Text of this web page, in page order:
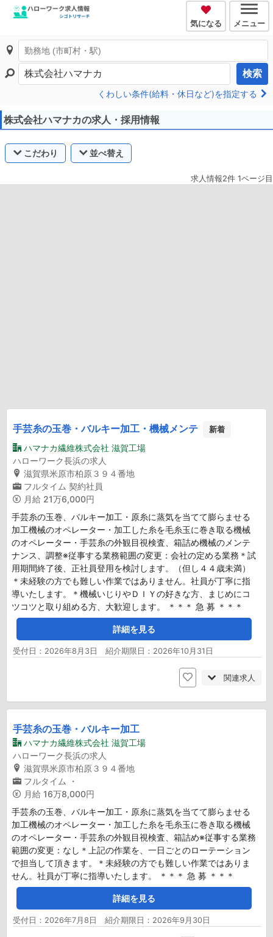
気になる メニュー
検索
くわしい条件(給料・休日など)を指定する
株式会社ハマナカの求人・採用情報
こだわり 並べ替え
求人情報2件 1ページ目
手芸糸の玉巻・バルキー加工・機械メンテ 新着
ハマナカ繊維株式会社 滋賀工場
ハローワーク長浜の求人
滋賀県米原市柏原３９４番地
フルタイム 契約社員
月給 21万6,000円
手芸糸の玉巻、バルキー加工・原糸に蒸気を当てて膨らませる
加工機械のオペレーター・加工した糸を毛糸玉に巻き取る機械
のオペレーター・手芸糸の外観目視検査、箱詰め機械のメンテ
ナンス、調整※従事する業務範囲の変更：会社の定める業務＊試
用期間終了後、正社員登用を検討します。（但し４４歳未満）
＊未経験の方でも難しい作業ではありません。社員が丁寧に指
導いたします。＊機械いじりやＤＩＹの好きな方、まじめにコ
ツコツと取り組める方、大歓迎します。 ＊＊＊ 急 募 ＊＊＊
詳細を見る
受付日：2026年8月3日 紹介期限日：2026年10月31日
関連求人
手芸糸の玉巻・バルキー加工
ハマナカ繊維株式会社 滋賀工場
ハローワーク長浜の求人
滋賀県米原市柏原３９４番地
フルタイム
・
月給 16万8,000円
手芸糸の玉巻、バルキー加工・原糸に蒸気を当てて膨らませる
加工機械のオペレーター・加工した糸を毛糸玉に巻き取る機械
のオペレーター・手芸糸の外観目視検査、箱詰め※従事する業務
範囲の変更：なし＊上記の作業を、一日ごとのローテーション
で担当して頂きます。＊未経験の方でも難しい作業ではありま
せん。社員が丁寧に指導いたします。 ＊＊＊ 急 募 ＊＊＊
詳細を見る
受付日：2026年7月8日 紹介期限日：2026年9月30日